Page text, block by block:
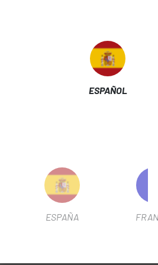
SOBRE PROTECTOR
2018
Giant Full-E Pro E-Bike
ESPAÑOL
ESPAÑA